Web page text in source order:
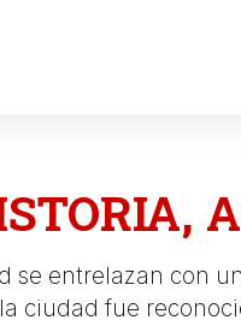
se entrelazan con
ciudad fue